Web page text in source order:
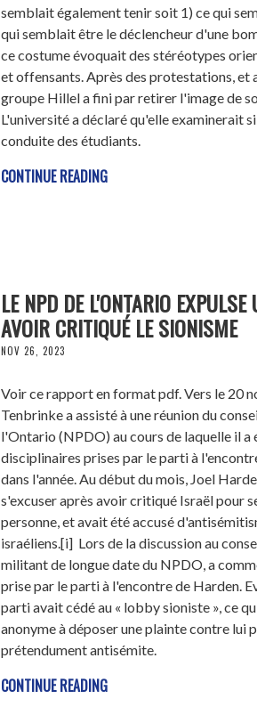
semblait également tenir soit 1) ce qui
qui semblait être le déclencheur d'une
ce costume évoquait des stéréotypes
et offensants. Après des protestations, et
groupe Hillel a fini par retirer l'image de
L'université a déclaré qu'elle examinerait
conduite des étudiants.
CONTINUE READING
LE NPD DE L'ONTARIO
AVOIR CRITIQUÉ LE SIONISME
NOV 26, 2023
Voir ce rapport en format pdf. Vers le 20
Tenbrinke a assisté à une réunion du
l'Ontario (NPDO) au cours de laquelle il a
disciplinaires prises par le parti à
dans l'année. Au début du mois, Joel
s'excuser après avoir critiqué Israël pour
personne, et avait été accusé
israéliens.[i] Lors de la discussion au
militant de longue date du NPDO, a
prise par le parti à l'encontre de Harden.
parti avait cédé au « lobby sioniste », ce
anonyme à déposer une plainte contre lui
prétendument antisémite.
CONTINUE READING